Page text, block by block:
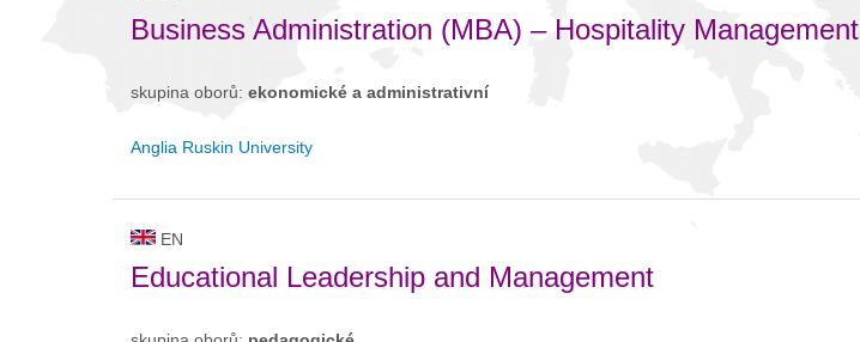
Business Administration (MBA) – Hospitality Management
skupina oborů: ekonomické a administrativní
Anglia Ruskin University
EN
Educational Leadership and Management